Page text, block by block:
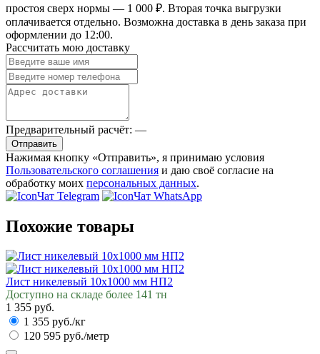
простоя сверх нормы — 1 000 ₽. Вторая точка выгрузки
оплачивается отдельно. Возможна доставка в день заказа при
оформлении до 12:00.
Рассчитать мою доставку
Предварительный расчёт: —
Отправить
Нажимая кнопку «Отправить», я принимаю условия
Пользовательского соглашения и даю своё согласие на
обработку моих персональных данных.
Чат Telegram
Чат WhatsApp
Похожие товары
Лист никелевый 10x1000 мм НП2
Доступно на складе более 141 тн
1 355 руб.
1 355 руб./кг
120 595 руб./метр